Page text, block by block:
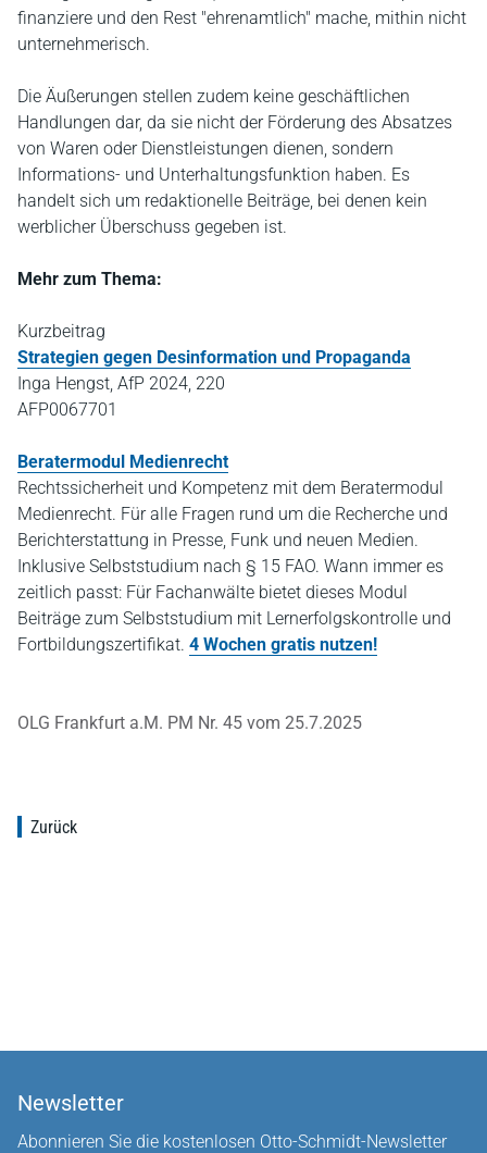
finanziere und den Rest "ehrenamtlich" mache, mithin nicht
unternehmerisch.
Die Äußerungen stellen zudem keine geschäftlichen
Handlungen dar, da sie nicht der Förderung des Absatzes
von Waren oder Dienstleistungen dienen, sondern
Informations- und Unterhaltungsfunktion haben. Es
handelt sich um redaktionelle Beiträge, bei denen kein
werblicher Überschuss gegeben ist.
Mehr zum Thema:
Kurzbeitrag
Strategien gegen Desinformation und Propaganda
Inga Hengst, AfP 2024, 220
AFP0067701
Beratermodul Medienrecht
Rechtssicherheit und Kompetenz mit dem Beratermodul
Medienrecht. Für alle Fragen rund um die Recherche und
Berichterstattung in Presse, Funk und neuen Medien.
Inklusive Selbststudium nach § 15 FAO. Wann immer es
zeitlich passt: Für Fachanwälte bietet dieses Modul
Beiträge zum Selbststudium mit Lernerfolgskontrolle und
Fortbildungszertifikat. 4 Wochen gratis nutzen!
OLG Frankfurt a.M. PM Nr. 45 vom 25.7.2025
Zurück
Newsletter
Abonnieren Sie die kostenlosen Otto-Schmidt-Newsletter